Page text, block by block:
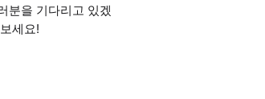
분을 기다리고 있겠
세요!